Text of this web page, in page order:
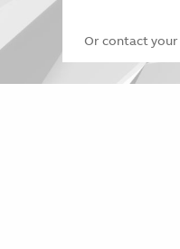
Or contact your